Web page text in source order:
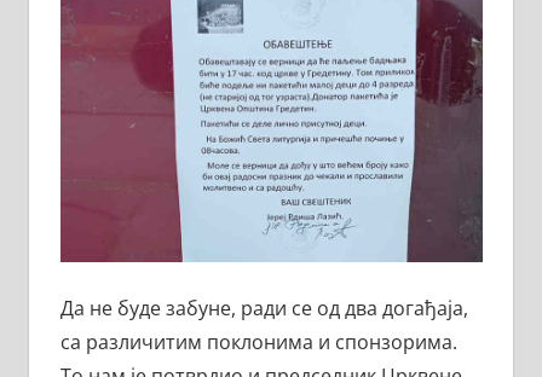
Да не буде забуне, ради се од два догађаја,
са различитим поклонима и спонзорима.